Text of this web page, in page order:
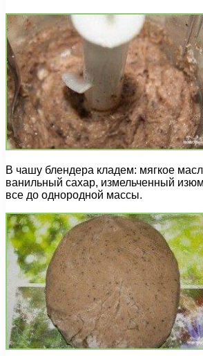
В чашу блендера кладем: мягкое
ванильный сахар, измельченный
все до однородной массы.